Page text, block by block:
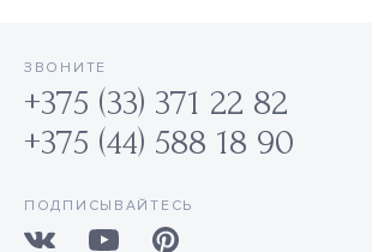
ЗВОНИТЕ
+375 (33) 371 22 82
+375 (44) 588 18 90
ПОДПИСЫВАЙТЕСЬ